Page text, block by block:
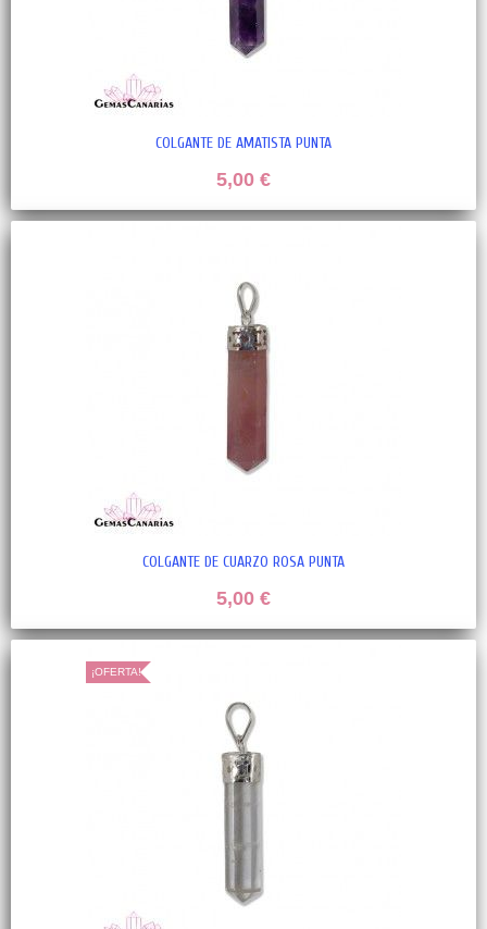
COLGANTE DE AMATISTA PUNTA
5,00 €
COLGANTE DE CUARZO ROSA PUNTA
5,00 €
¡OFERTA!